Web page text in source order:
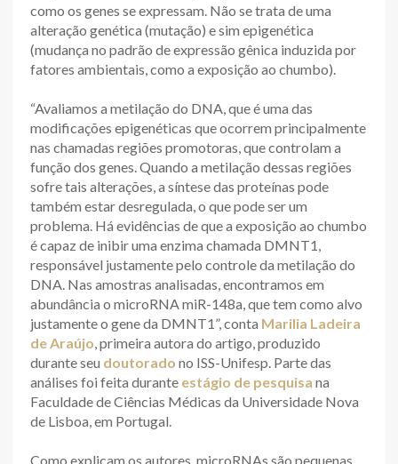
como os genes se expressam. Não se trata de uma
alteração genética (mutação) e sim epigenética
(mudança no padrão de expressão gênica induzida por
fatores ambientais, como a exposição ao chumbo).
“Avaliamos a metilação do DNA, que é uma das
modificações epigenéticas que ocorrem principalmente
nas chamadas regiões promotoras, que controlam a
função dos genes. Quando a metilação dessas regiões
sofre tais alterações, a síntese das proteínas pode
também estar desregulada, o que pode ser um
problema. Há evidências de que a exposição ao chumbo
é capaz de inibir uma enzima chamada DMNT1,
responsável justamente pelo controle da metilação do
DNA. Nas amostras analisadas, encontramos em
abundância o microRNA miR-148a, que tem como alvo
justamente o gene da DMNT1”, conta Marilia Ladeira
de Araújo , primeira autora do artigo, produzido
durante seu doutorado no ISS-Unifesp. Parte das
análises foi feita durante estágio de pesquisa na
Faculdade de Ciências Médicas da Universidade Nova
de Lisboa, em Portugal.
Como explicam os autores, microRNAs são pequenas